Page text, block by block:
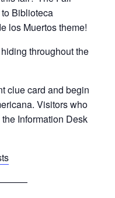
Biblioteca
los Muertos theme!
throughout the
clue card and begin
Visitors who
Information Desk